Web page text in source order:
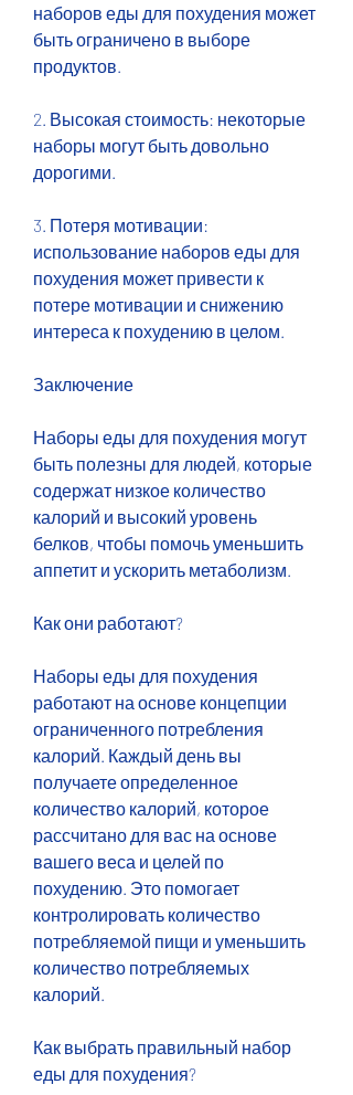
наборов еды для похудения может
быть ограничено в выборе
продуктов.
2. Высокая стоимость: некоторые
наборы могут быть довольно
дорогими.
3. Потеря мотивации:
использование наборов еды для
похудения может привести к
потере мотивации и снижению
интереса к похудению в целом.
Заключение
Наборы еды для похудения могут
быть полезны для людей, которые
содержат низкое количество
калорий и высокий уровень
белков, чтобы помочь уменьшить
аппетит и ускорить метаболизм.
Как они работают?
Наборы еды для похудения
работают на основе концепции
ограниченного потребления
калорий. Каждый день вы
получаете определенное
количество калорий, которое
рассчитано для вас на основе
вашего веса и целей по
похудению. Это помогает
контролировать количество
потребляемой пищи и уменьшить
количество потребляемых
калорий.
Как выбрать правильный набор
еды для похудения?